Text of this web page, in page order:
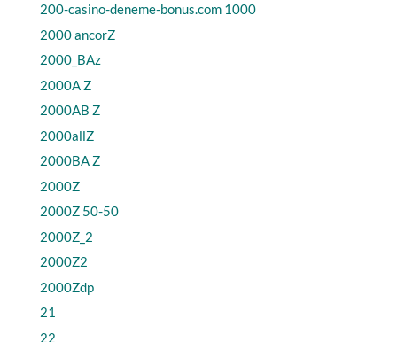
200-casino-deneme-bonus.com 1000
2000 ancorZ
2000_BAz
2000A Z
2000AB Z
2000allZ
2000BA Z
2000Z
2000Z 50-50
2000Z_2
2000Z2
2000Zdp
21
22